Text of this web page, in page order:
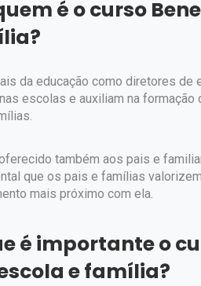
é o curso
da educação como diretores
escolas e auxiliam na
também aos pais e
que os pais e famílias
mais próximo com ela.
é importante o
e família?